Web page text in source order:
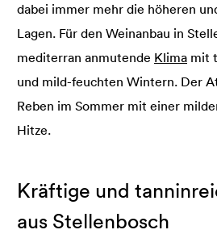
dabei immer mehr die höheren
Lagen. Für den Weinanbau in
mediterran anmutende Klima mit
und mild-feuchten Wintern. Der
Reben im Sommer mit einer
Hitze.
Kräftige und
aus Stellenbosch